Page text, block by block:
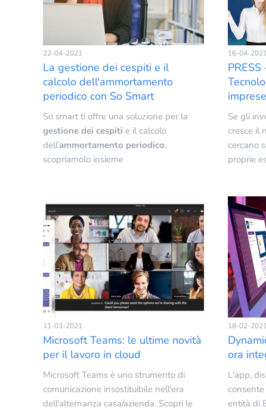
Punto vendita
Assistenza post vendita
22-04-2021
La gestione dei cespiti e il
calcolo dell'ammortamento
periodico con So Smart
So smart ti offre una soluzione per la
gestione dei cespiti e il calcolo
dell’ammortamento periodico,
scopriamolo insieme
16-04-2021
Se gli
cresce il
cercano
proprie
11-03-2021
Microsoft Teams: le ultime novità
per il lavoro in cloud
Microsoft Teams è uno strumento di
comunicazione insostituibile nell'era
dell'alternanza casa/azienda. Scopri le
18-02-2021
ora
L'app,
entità di